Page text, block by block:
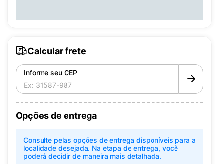
Calcular frete
Informe seu CEP
Opções de entrega
Consulte pelas opções de entrega disponíveis para a
localidade desejada. Na etapa de entrega, você
poderá decidir de maneira mais detalhada.